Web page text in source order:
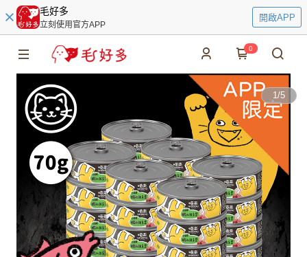
毛好多
立刻使用官方APP
開啟APP
0
1/5